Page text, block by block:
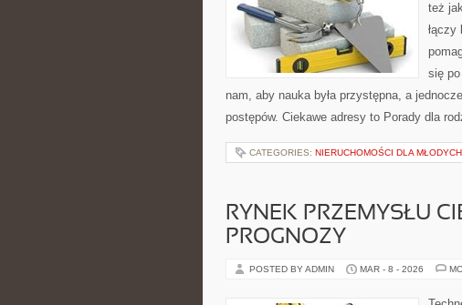
też
łączy
się
nam, aby nauka była przystępna, a
postępów. Ciekawe adresy to Porady dla
CATEGORIES: NIERUCHOMOŚCI DLA MŁODYCH
RYNEK PRZEMYSŁU
PROGNOZY
POSTED BY ADMIN MAR - 8 - 2026